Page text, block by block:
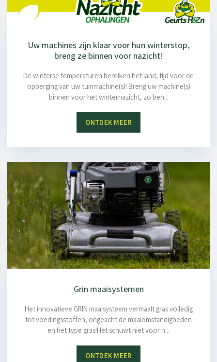
Uw machines zijn klaar voor hun winterstop,
breng ze binnen voor nazicht!
De winterse temperaturen bereiken het land, tijd voor de
opberging van uw tuinmachine(s)! Breng uw machine(s)
binnen voor het winternazicht, zo ben...
ONTDEK MEER
Grin maaisystemen
Het innovatieve GRIN maaisysteem vermaalt gras volledig
tot voedingsstoffen, ongeacht de maaiomstandigheden
en het type gras!Het schuwt niet voor n...
ONTDEK MEER